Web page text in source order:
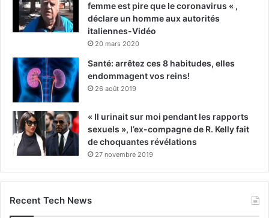
femme est pire que le coronavirus « ,
déclare un homme aux autorités
italiennes-Vidéo
20 mars 2020
Santé: arrêtez ces 8 habitudes, elles
endommagent vos reins!
26 août 2019
« Il urinait sur moi pendant les rapports
sexuels », l’ex-compagne de R. Kelly fait
de choquantes révélations
27 novembre 2019
Recent Tech News